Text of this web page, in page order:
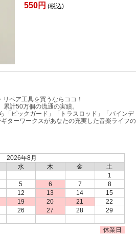
550円 (税込)
リペア工具を買うならココ！
累計50万個の流通の実績。
「ピックガード」「トラスロッド」「バインデ
ターワークスがあなたの充実した音楽ライフの
2026年8月
水 木 金
土
1
5 6 7
8
12 13 14
15
19 20 21
22
26 27 28
29
休業日